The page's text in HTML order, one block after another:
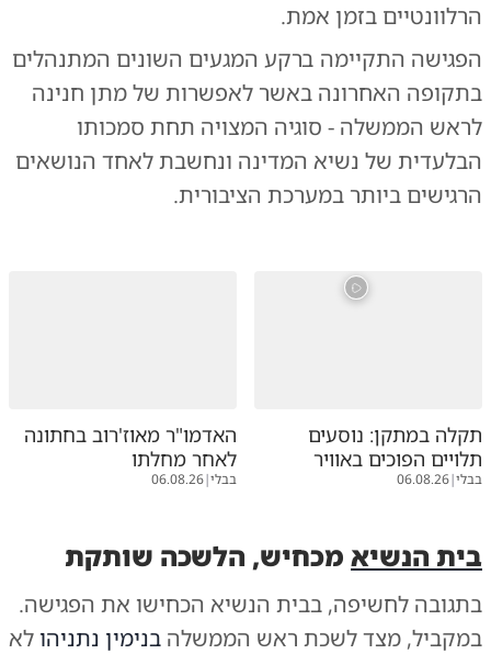
הרלוונטיים בזמן אמת.
הפגישה התקיימה ברקע המגעים השונים המתנהלים
בתקופה האחרונה באשר לאפשרות של מתן חנינה
לראש הממשלה - סוגיה המצויה תחת סמכותו
הבלעדית של נשיא המדינה ונחשבת לאחד הנושאים
הרגישים ביותר במערכת הציבורית.
תקלה במתקן: נוסעים
תלויים הפוכים באוויר
בבלי|
06.08.26
האדמו"ר מאוז'רוב בחתונה
לאחר מחלתו
בבלי|
06.08.26
בית הנשיא מכחיש, הלשכה שותקת
בתגובה לחשיפה, בבית הנשיא הכחישו את הפגישה.
במקביל, מצד לשכת ראש הממשלה בנימין נתניהולא